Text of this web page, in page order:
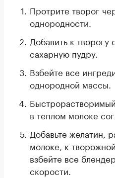
Протрите творог
однородности.
Добавить к творогу
сахарную пудру.
Взбейте все
однородной массы.
в теплом молоке
Добавьте желатин,
молоке, к
взбейте все
скорости.